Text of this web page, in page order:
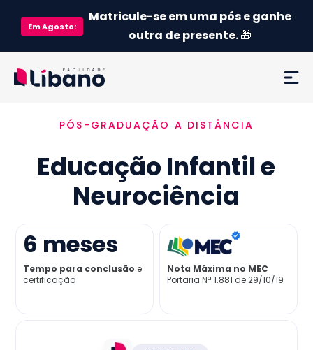
EmAgosto:
Matricule-se em uma pós e ganhe
outra de presente.🎁
Ementa
Como funciona
Credenciamento MEC
Preço
Já sou aluno
PÓS-GRADUAÇÃO A DISTÂNCIA
Educação Infantil e
Neurociência
6 meses
Tempo para conclusão e
certificação
Nota Máxima no MEC
Portaria Nª 1.881 de 29/10/19